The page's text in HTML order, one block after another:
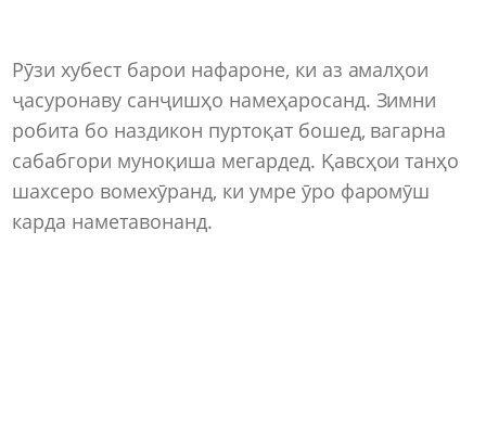
Рӯзи хубест барои нафароне, ки аз амалҳои
ҷасуронаву санҷишҳо намеҳаросанд. Зимни
робита бо наздикон пуртоқат бошед, вагарна
сабабгори муноқиша мегардед. Қавсҳои танҳо
шахсеро вомехӯранд, ки умре ӯро фаромӯш
карда наметавонанд.